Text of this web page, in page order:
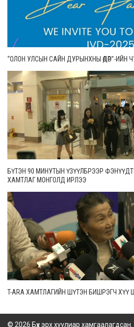
“ОЛОН УЛСЫН САЙН ДУРЫНХНЫ ӨДӨР”-ИЙН
БҮТЭН 90 МИНУТЫН ҮЗҮҮЛБРЭЭР
ХАМТЛАГ МОНГОЛД ИРЛЭЭ
T-ARA ХАМТЛАГИЙН ШҮТЭН БИШРЭГЧ ХҮҮ
© 2026 Бүх эрх хуулиар хамгаалагдсан.